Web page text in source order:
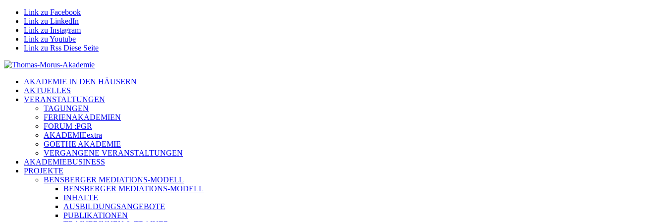
Link zu Facebook
Link zu LinkedIn
Link zu Instagram
Link zu Youtube
Link zu Rss Diese Seite
AKADEMIE IN DEN HÄUSERN
AKTUELLES
VERANSTALTUNGEN
TAGUNGEN
FERIENAKADEMIEN
FORUM :PGR
AKADEMIEextra
GOETHE AKADEMIE
VERGANGENE VERANSTALTUNGEN
AKADEMIEBUSINESS
PROJEKTE
BENSBERGER MEDIATIONS-MODELL
BENSBERGER MEDIATIONS-MODELL
INHALTE
AUSBILDUNGSANGEBOTE
PUBLIKATIONEN